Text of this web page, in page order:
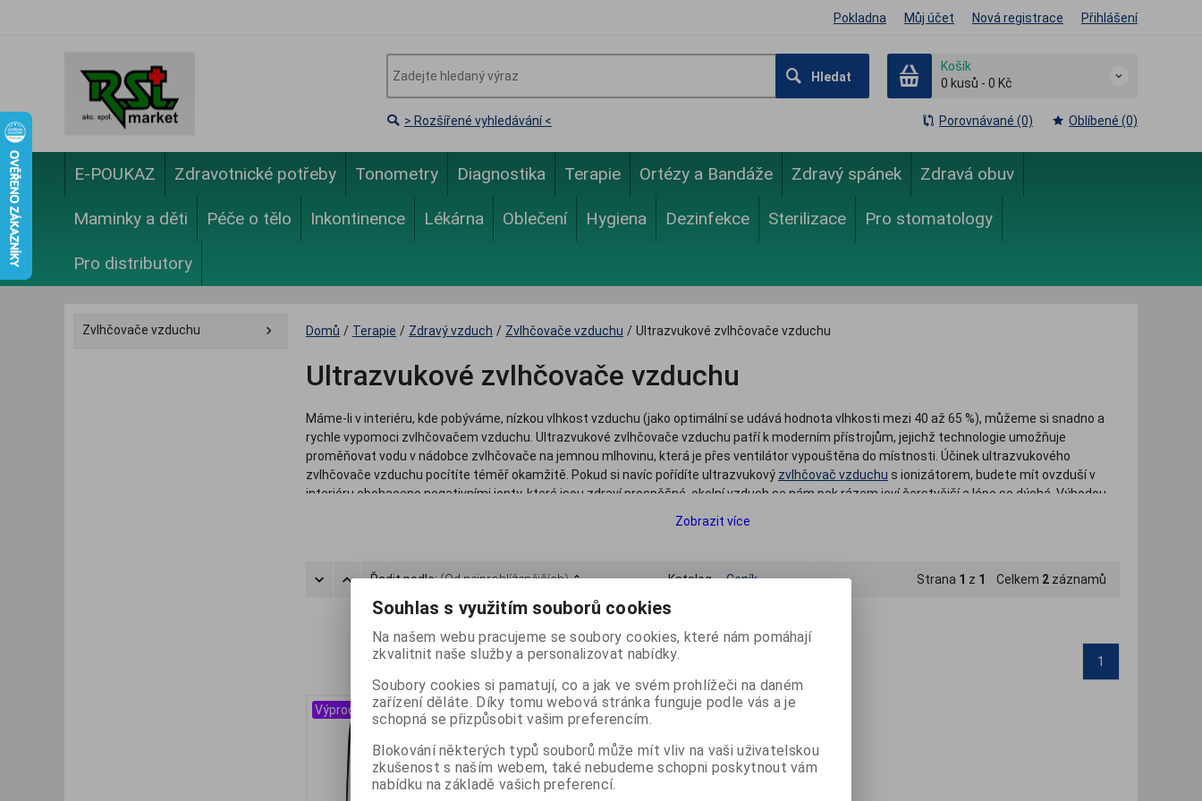
Pokladna Můj účet Nová registrace Přihlášení
Hledat
Košík
0 kusů - 0 Kč
> Rozšířené vyhledávání < Porovnávané (0) Oblíbené (0)
E-POUKAZ Zdravotnické potřeby Tonometry Diagnostika Terapie Ortézy a Bandáže Zdravý spánek Zdravá obuv
Maminky a děti Péče o tělo Inkontinence Lékárna Oblečení Hygiena Dezinfekce Sterilizace Pro stomatology
Pro distributory
Zvlhčovače vzduchu Domů / Terapie / Zdravý vzduch / Zvlhčovače vzduchu / Ultrazvukové zvlhčovače vzduchu
Ultrazvukové zvlhčovače vzduchu
Máme-li v interiéru, kde pobýváme, nízkou vlhkost vzduchu (jako optimální se udává hodnota vlhkosti mezi 40 až 65 %), můžeme si snadno a
rychle vypomoci zvlhčovačem vzduchu. Ultrazvukové zvlhčovače vzduchu patří k moderním přístrojům, jejichž technologie umožňuje
proměňovat vodu v nádobce zvlhčovače na jemnou mlhovinu, která je přes ventilátor vypouštěna do místnosti. Účinek ultrazvukového
zvlhčovače vzduchu pocítíte téměř okamžitě. Pokud si navíc pořídíte ultrazvukový zvlhčovač vzduchu s ionizátorem, budete mít ovzduší v
interiéru obohaceno negativními ionty, které jsou zdraví prospěšné, okolní vzduch se nám pak rázem jeví čerstvější a lépe se dýchá. Výhodou
ultrazvukových zvlhčovačů vzduchu je kromě jejich prokazatelného účinku také velice tichý provoz a nízká spotřeba.
Zobrazit více
Řadit podle:(Od nejprohlíženějších) Katalog Ceník Strana 1 z 1 Celkem 2 záznamů
1
Výprodej Výprodej
Souhlas s využitím souborů cookies
Na našem webu pracujeme se soubory cookies, které nám pomáhají
zkvalitnit naše služby a personalizovat nabídky.
Soubory cookies si pamatují, co a jak ve svém prohlížeči na daném
zařízení děláte. Díky tomu webová stránka funguje podle vás a je
schopná se přizpůsobit vašim preferencím.
Blokování některých typů souborů může mít vliv na vaši uživatelskou
zkušenost s naším webem, také nebudeme schopni poskytnout vám
nabídku na základě vašich preferencí.